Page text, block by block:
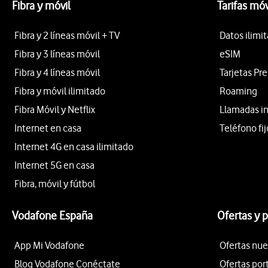
Fibra y móvil
Fibra y 2 líneas móvil + TV
Fibra y 3 líneas móvil
Fibra y 4 líneas móvil
Fibra y móvil ilimitado
Fibra Móvil y Netflix
Internet en casa
Internet 4G en casa ilimitado
Internet 5G en casa
Fibra, móvil y fútbol
Tarifas
Datos
eSIM
Tarjetas
Roaming
Llamadas
Teléfono
Vodafone España
App Mi Vodafone
Blog Vodafone Conéctate
Ofertas y
Ofertas
Ofertas